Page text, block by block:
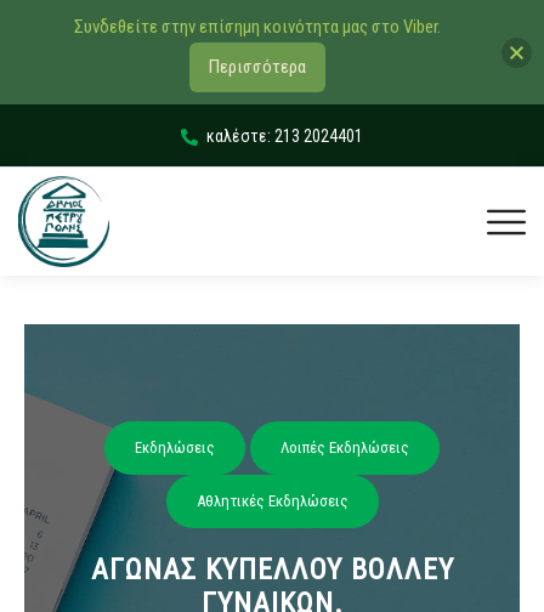
καλέστε: 213 2024401
Εκδηλώσεις Λοιπές Εκδηλώσεις
Αθλητικές Εκδηλώσεις
ΑΓΩΝΑΣ ΚΥΠΕΛΛΟΥ ΒΟΛΛΕΥ
ΓΥΝΑΙΚΩΝ.
Συνδεθείτε στην επίσημη κοινότητα μας στο Viber.
Περισσότερα